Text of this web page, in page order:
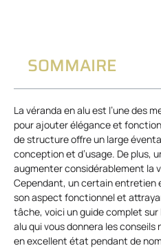
SOMMAIRE
La véranda en alu est l’une des
pour ajouter élégance et
de structure offre un large
conception et d’usage. De plus,
augmenter considérablement la
Cependant, un certain entretien
son aspect fonctionnel et
tâche, voici un guide complet
alu qui vous donnera les conseils
en excellent état pendant de